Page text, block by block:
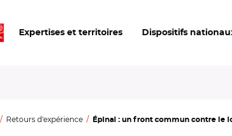
Expertises et territoires Dispositifs
Retours d'expérience Épinal : un front commun contre le